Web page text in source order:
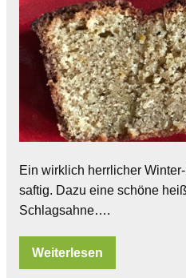
Ein wirklich herrlicher
saftig. Dazu eine schöne
Schlagsahne….
Weiterlesen